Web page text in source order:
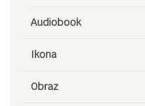
Audiobook
Ikona
Obraz